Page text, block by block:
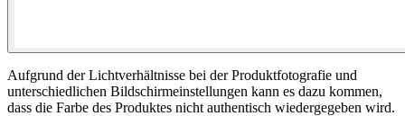
Aufgrund der Lichtverhältnisse bei der Produktfotografie und
unterschiedlichen Bildschirmeinstellungen kann es dazu kommen,
dass die Farbe des Produktes nicht authentisch wiedergegeben wird.